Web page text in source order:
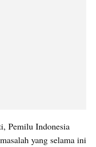
Pemilu Indonesia
yang selama ini